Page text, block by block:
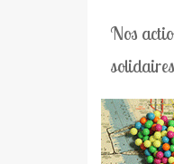
Nos
solidaires